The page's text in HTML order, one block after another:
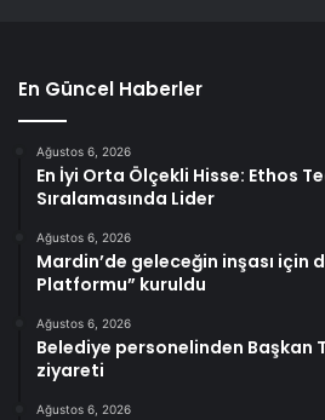
En Güncel Haberler
Ağustos 6, 2026
En İyi Orta Ölçekli Hisse: Ethos
Sıralamasında Lider
Ağustos 6, 2026
Mardin’de geleceğin inşası için
Platformu” kuruldu
Ağustos 6, 2026
Belediye personelinden Başkan
ziyareti
Ağustos 6, 2026